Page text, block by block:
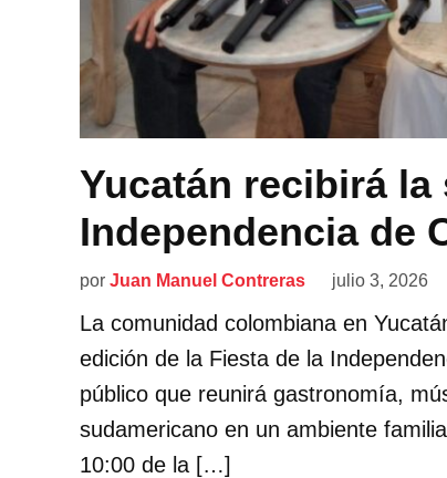
Yucatán recibirá
Independencia de
por Juan Manuel Contreras julio 3, 2026
La comunidad colombiana en
edición de la Fiesta de la
público que reunirá gastronomía,
sudamericano en un ambiente
10:00 de la […]